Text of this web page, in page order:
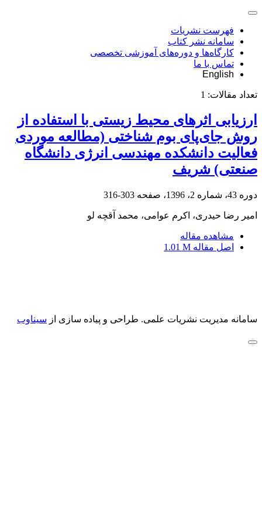
فهرست نشریات
سامانه نشر کتاب
کارگاه‌ها و دوره‌های آموزشی تخصصی
تماس با ما
English
تعداد مقالات: 1
ارزیابی اثرهای محیط زیستی با استفاده از
روش جای‌پای بوم شناختی (مطالعه موردی
فعالیت دانشکده مهندسی انرژی دانشگاه
صنعتی) شریف
دوره 43، شماره 2، 1396، صفحه 303-316
امیر رضا حیدری، اکرم عوامی، محمد آقچه لو
مشاهده مقاله
اصل مقاله 1.01 M
سامانه مدیریت نشریات علمی. طراحی و پیاده سازی از سیناوب